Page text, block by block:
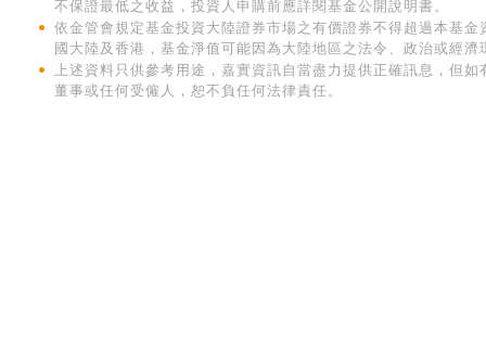
不保證最低之收益，投資人申購前應詳閱基金公開說明書。
依金管會規定基金投資大陸證券市場之有價證券不得超過本基
國大陸及香港，基金淨值可能因為大陸地區之法令、政治或經
上述資料只供參考用途，嘉實資訊自當盡力提供正確訊息，但
董事或任何受僱人，恕不負任何法律責任。